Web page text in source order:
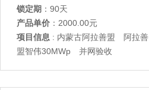
锁定期 ：90天
产品单价 ：2000.00元
项目信息 : 内蒙古阿拉善盟 阿拉善
盟智伟30MWp 并网验收